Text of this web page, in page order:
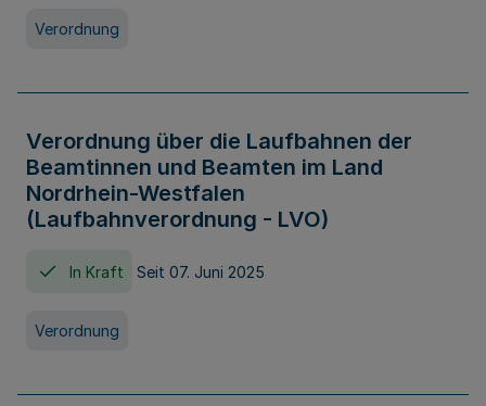
Verordnung
Verordnung über die Laufbahnen der
Beamtinnen und Beamten im Land
Nordrhein-Westfalen
(Laufbahnverordnung - LVO)
In Kraft Seit 07. Juni 2025
Verordnung